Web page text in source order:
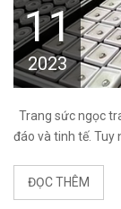
11
2023
Trang sức ngọc
đáo và tinh tế. Tuy
ĐỌC THÊM